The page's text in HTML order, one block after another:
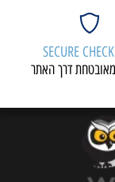
SECURE
דרך האתר